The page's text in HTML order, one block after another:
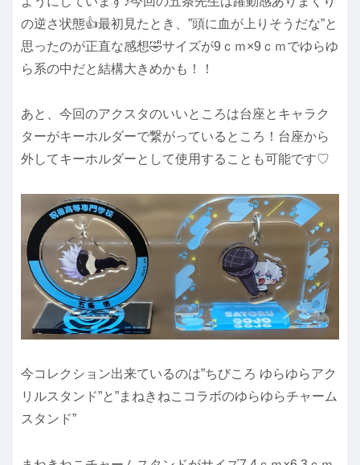
の逆さ状態👍最初見たとき、”頭に血が上りそうだな”と
思ったのが正直な感想🤣サイズが9ｃｍ×9ｃｍでゆらゆ
ら系の中だと結構大きめかも！！
あと、今回のアクスタのいいところは台座とキャラク
ターがキーホルダーで繋がっているところ！台座から
外してキーホルダーとして使用することも可能です♡
今コレクション出来ているのは”ちびころ ゆらゆらアク
リルスタンド”と”まねきねこコラボのゆらゆらチャーム
スタンド”